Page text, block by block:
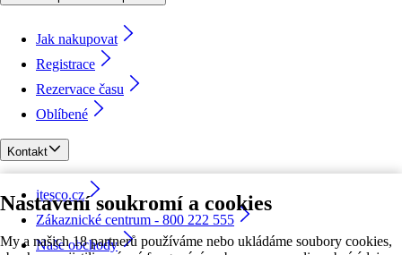
Nastavení soukromí a cookies
My a našich 18 partnerů používáme nebo ukládáme soubory cookies,
Jak nakupovat
Registrace
Rezervace času
Oblíbené
Kontakt
itesco.cz
Zákaznické centrum - 800 222 555
Naše obchody